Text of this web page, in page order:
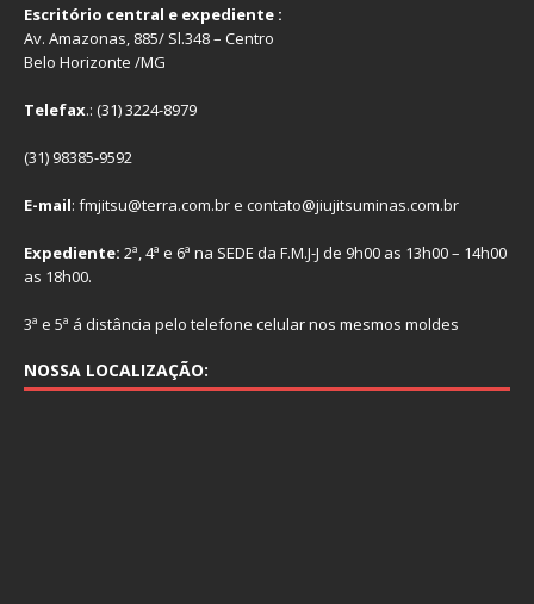
Escritório central e expediente :
Av. Amazonas, 885/ Sl.348 – Centro
Belo Horizonte /MG
Telefax.: (31) 3224-8979
(31) 98385-9592
E-mail: fmjitsu@terra.com.br e contato@jiujitsuminas.com.br
Expediente: 2ª, 4ª e 6ª na SEDE da F.M.J-J de 9h00 as 13h00 – 14h00
as 18h00.
3ª e 5ª á distância pelo telefone celular nos mesmos moldes
NOSSA LOCALIZAÇÃO: